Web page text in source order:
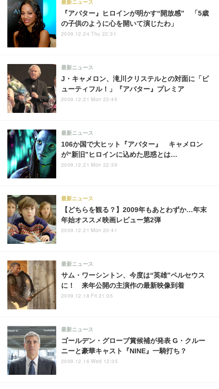
『アバター』ヒロインが明かす“開放感” 「5歳
の子供のように心を開いて演じたわ」
最新ニュース
2009.12.24 Thu 22:31
J・キャメロン、滝川クリステルとの対面に「ビ
ューティフル！」『アバター』プレミア
最新ニュース
2009.12.21 Mon 23:45
106か国で大ヒット『アバター』 キャメロン
が“新旧”ヒロインに込めた思惑とは…
最新ニュース
2009.12.21 Mon 22:39
【どちらを観る？】2009年もあとわずか…年末
年始オススメ映画レビュー第2弾
最新ニュース
2009.12.21 Mon 20:41
サム・ワーシントン、今度は“英雄”ペルセウス
に！ 来年公開の主演作の最新映像到着
最新ニュース
2009.12.18 Fri 21:05
ゴールデン・グローブ賞候補が発表 G・クルー
ニーと豪華キャスト『NINE』一騎打ち？
最新ニュース
2009.12.16 Wed 12:05